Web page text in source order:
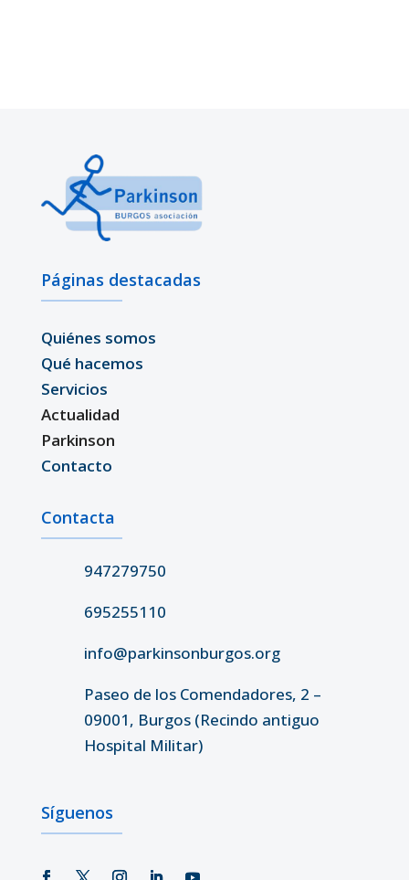
Páginas destacadas
Quiénes somos
Qué hacemos
Servicios
Actualidad
Parkinson
Contacto
Contacta
947279750
695255110
info@parkinsonburgos.org
Paseo de los Comendadores, 2 –
09001, Burgos (Recindo antiguo
Hospital Militar)
Síguenos